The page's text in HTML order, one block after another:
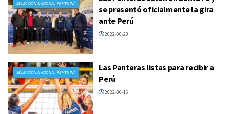
SELECCIÓN NACIONAL FEMENINA
se presentó oficialmente la gira
ante Perú
2022-06-23
SELECCIÓN NACIONAL FEMENINA
Las Panteras listas para recibir a
Perú
2022-06-16